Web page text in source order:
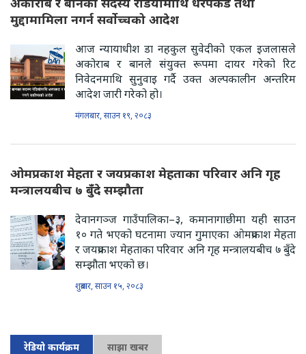
मुद्दामामिला नगर्न सर्वोच्चको आदेश
आज न्यायाधीश डा नहकुल सुवेदीको एकल इजलासले
अकोराब र बानले संयुक्त रूपमा दायर गरेको रिट
निवेदनमाथि सुनुवाइ गर्दै उक्त अल्पकालीन अन्तरिम
आदेश जारी गरेको हो।
मंगलबार, साउन १९, २०८३
ओमप्रकाश मेहता र जयप्रकाश मेहताका परिवार अनि गृह
मन्त्रालयबीच ७ बुँदे सम्झौता
देवानगञ्ज गाउँपालिका–३, कमानागाछीमा यही साउन
१० गते भएको घटनामा ज्यान गुमाएका ओमप्रकाश मेहता
र जयप्रकाश मेहताका परिवार अनि गृह मन्त्रालयबीच ७ बुँदे
सम्झौता भएको छ।
शुक्रबार, साउन १५, २०८३
रेडियो कार्यक्रम साझा खबर